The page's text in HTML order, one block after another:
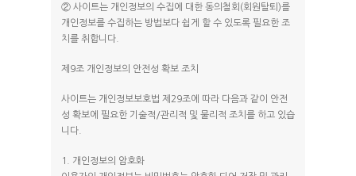
② 사이트는 개인정보의 수집에 대한 동의철회(회원탈퇴)를
개인정보를 수집하는 방법보다 쉽게 할 수 있도록 필요한 조
치를 취합니다.
제9조 개인정보의 안전성 확보 조치
사이트는 개인정보보호법 제29조에 따라 다음과 같이 안전
성 확보에 필요한 기술적/관리적 및 물리적 조치를 하고 있습
니다.
1. 개인정보의 암호화